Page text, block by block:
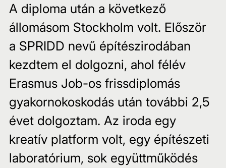
A diploma után a következő
állomásom Stockholm volt. Először
a SPRIDD nevű építészirodában
kezdtem el dolgozni, ahol félév
Erasmus Job-os frissdiplomás
gyakornokoskodás után további 2,5
évet dolgoztam. Az iroda egy
kreatív platform volt, egy építészeti
laboratórium, sok együttműködés